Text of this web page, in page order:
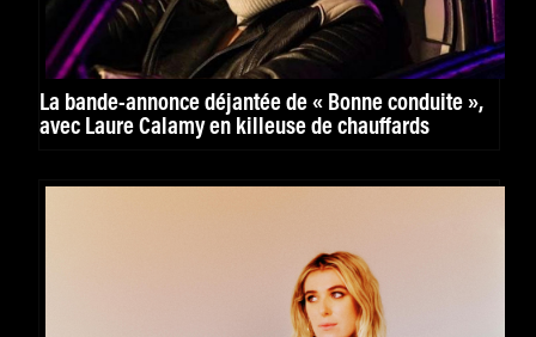
La bande-annonce déjantée de « Bonne conduite »,
avec Laure Calamy en killeuse de chauffards